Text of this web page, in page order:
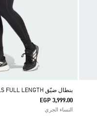
بنطال ضيّق RUN ESSENTIALS FULL LENGTH
EGP 3,999.00
النساء الجري